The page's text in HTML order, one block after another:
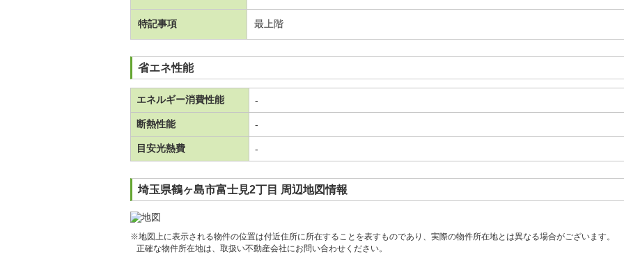
特記事項 最上階
省エネ性能
エネルギー消費性能 -
断熱性能 -
目安光熱費 -
埼玉県鶴ヶ島市富士見2丁目 周辺地図情報
※地図上に表示される物件の位置は付近住所に所在することを表すものであり、実際の物件所在地とは異なる場合がございます。
正確な物件所在地は、取扱い不動産会社にお問い合わせください。